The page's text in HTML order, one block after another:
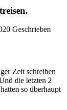
Geschrieben
Zeit schreiben
die letzten 2
so überhaupt